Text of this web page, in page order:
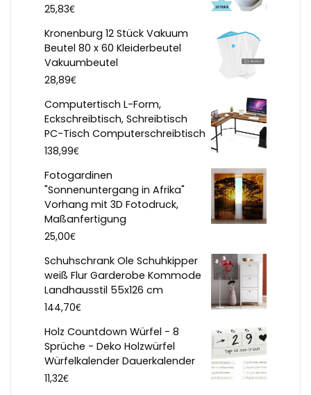
25,83€
Kronenburg 12 Stück Vakuum
Beutel 80 x 60 Kleiderbeutel
Vakuumbeutel
28,89€
Computertisch L-Form,
Eckschreibtisch, Schreibtisch
PC-Tisch Computerschreibtisch
138,99€
Fotogardinen
"Sonnenuntergang in Afrika"
Vorhang mit 3D Fotodruck,
Maßanfertigung
25,00€
Schuhschrank Ole Schuhkipper
weiß Flur Garderobe Kommode
Landhausstil 55x126 cm
144,70€
Holz Countdown Würfel - 8
Sprüche - Deko Holzwürfel
Würfelkalender Dauerkalender
11,32€